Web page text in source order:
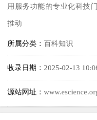
用服务功能的专业化科技
推动
所属分类： 百科知识
收录日期： 2025-02-13
源站网址：